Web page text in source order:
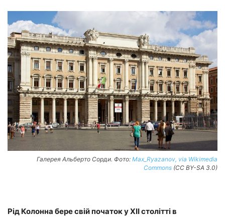
Галерея Альберто Сорди. Фото: Max_Ryazanov, via Wikimedia
Commons (CC BY-SA 3.0)
Рід Колонна бере свій початок у XII столітті в